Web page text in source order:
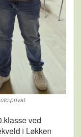
ved
i Løkken